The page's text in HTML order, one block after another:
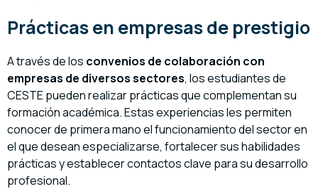
Prácticas en empresas de prestigio
A través de los convenios de colaboración con
empresas de diversos sectores, los estudiantes de
CESTE pueden realizar prácticas que complementan su
formación académica. Estas experiencias les permiten
conocer de primera mano el funcionamiento del sector en
el que desean especializarse, fortalecer sus habilidades
prácticas y establecer contactos clave para su desarrollo
profesional.